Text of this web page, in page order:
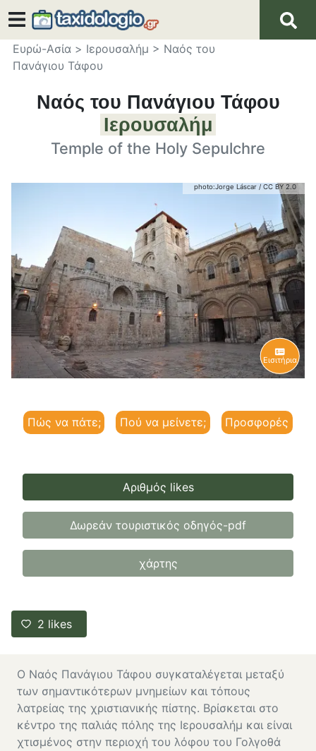
Ευρώ-Ασία > Ιερουσαλήμ > Ναός του
Πανάγιου Τάφου
Ναός του Πανάγιου Τάφου
Ιερουσαλήμ
Temple of the Holy Sepulchre
photo:Jorge Láscar / CC BY 2.0
Εισιτήρια
Πώς να πάτε; Πού να μείνετε; Προσφορές
Αριθμός likes
Δωρεάν τουριστικός οδηγός-pdf
χάρτης
2 likes
Ο Ναός Πανάγιου Τάφου συγκαταλέγεται μεταξύ
των σημαντικότερων μνημείων και τόπους
λατρείας της χριστιανικής πίστης. Βρίσκεται στο
κέντρο της παλιάς πόλης της Ιερουσαλήμ και είναι
χτισμένος στην περιοχή του λόφου του Γολγοθά